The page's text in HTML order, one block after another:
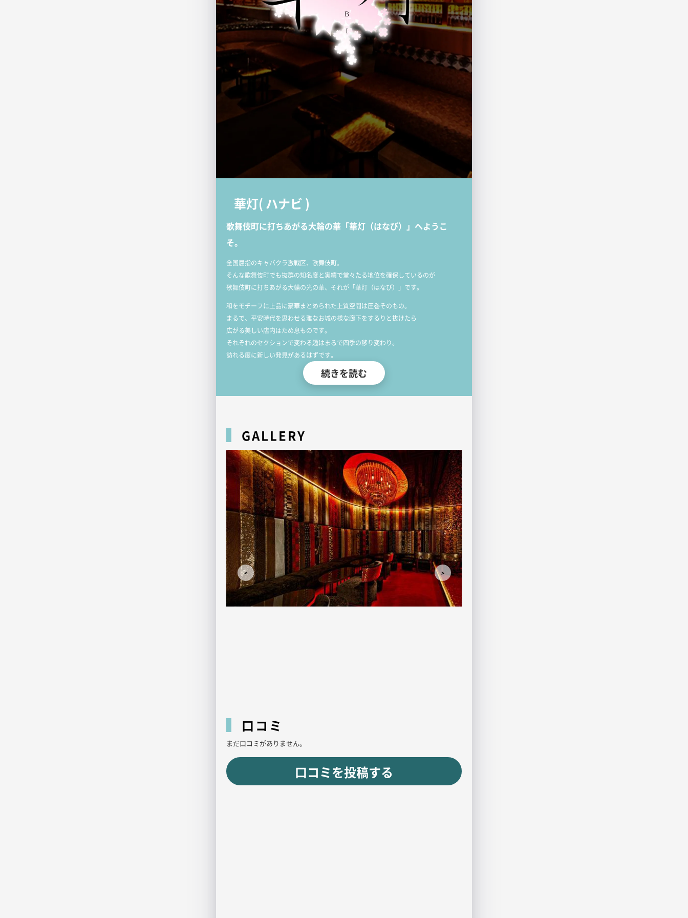
華灯( ハナビ )
歌舞伎町に打ちあがる大輪の華「華灯（はなび）」へようこ
そ。
全国屈指のキャバクラ激戦区、歌舞伎町。
そんな歌舞伎町でも抜群の知名度と実績で堂々たる地位を確保しているのが
歌舞伎町に打ちあがる大輪の光の華、それが「華灯（はなび）」です。
和をモチーフに上品に豪華まとめられた上質空間は圧巻そのもの。
まるで、平安時代を思わせる雅なお城の様な廊下をするりと抜けたら
広がる美しい店内はため息ものです。
それぞれのセクションで変わる趣はまるで四季の移り変わり。
訪れる度に新しい発見があるはずです。
改装したての絢爛豪華な店内に相応しい、百花繚乱咲き乱れるは
厳選採用した文句なしの大和撫子のキャスト達。
徹底教育のもの「華灯」に相応しい、ホスピタリティーとサービスで
華灯ではないと体験できない、異彩極まるハイクオリティ空間で
どうぞごゆるりと至高の時間をお過ごしください。
続きを読む
GALLERY
口コミ
まだ口コミがありません。
口コミを投稿する